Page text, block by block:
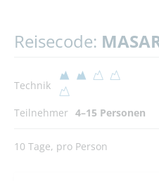
Reisecode:
Technik
Teilnehmer 4–15 Personen
10 Tage, pro Person